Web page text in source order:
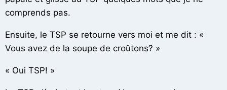
comprends pas.
Ensuite, le TSP se retourne vers moi et me dit : «
Vous avez de la soupe de croûtons? »
« Oui TSP! »